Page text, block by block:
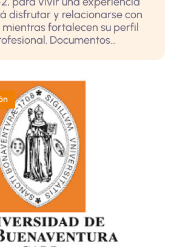
disfrutar y relacionarse con
fortalecen su perfil
Documentos...